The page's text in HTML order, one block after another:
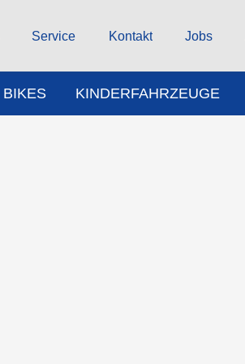
Service Kontakt Jobs
BIKES KINDERFAHRZEUGE